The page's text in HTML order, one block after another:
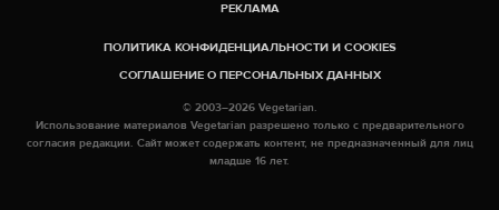
РЕКЛАМА
ПОЛИТИКА КОНФИДЕНЦИАЛЬНОСТИ И COOKIES
СОГЛАШЕНИЕ О ПЕРСОНАЛЬНЫХ ДАННЫХ
© 2003–2026 Vegetarian.
Использование материалов Vegetarian разрешено только с предварительного
согласия редакции. Сайт может содержать контент, не предназначенный для лиц
младше 16 лет.